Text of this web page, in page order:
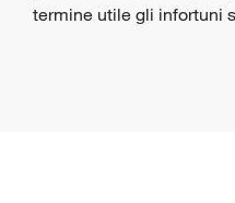
termine utile gli infortuni